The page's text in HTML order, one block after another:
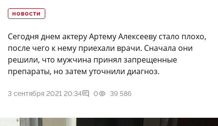
НОВОСТИ
Сегодня днем актеру Артему Алексееву стало плохо,
после чего к нему приехали врачи. Сначала они
решили, что мужчина принял запрещенные
препараты, но затем уточнили диагноз.
3 сентября 2021 20:34 0 39 586